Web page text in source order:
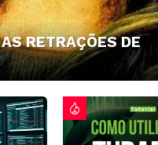
RETRAÇÕES DE